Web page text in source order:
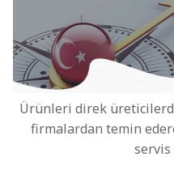
Ürünleri direk
firmalardan temin
servis